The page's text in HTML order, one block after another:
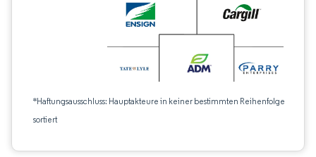
*Haftungsausschluss: Hauptakteure in keiner bestimmten Reihenfolge
sortiert